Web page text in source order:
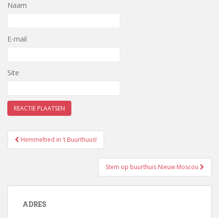
Naam
E-mail
Site
Bericht
navigatie
Hemmeltied in ‘t Buurthuus!
Stem op buurthuis Nieuw Moscou
ADRES